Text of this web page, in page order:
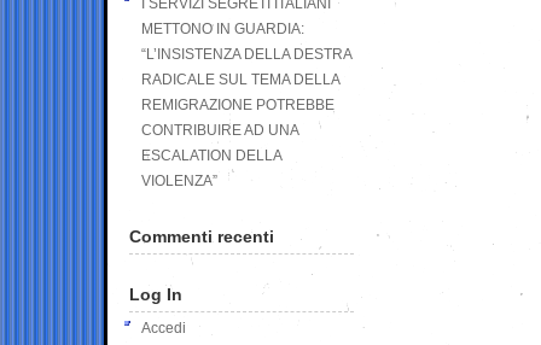
I SERVIZI SEGRETI ITALIANI
METTONO IN GUARDIA:
“L’INSISTENZA DELLA DESTRA
RADICALE SUL TEMA DELLA
REMIGRAZIONE POTREBBE
CONTRIBUIRE AD UNA
ESCALATION DELLA
VIOLENZA”
Commenti recenti
Log In
Accedi